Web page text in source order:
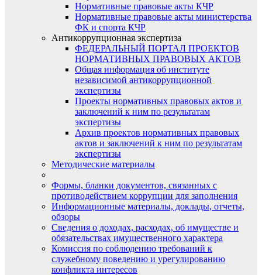
Нормативные правовые акты КЧР
Нормативные правовые акты министерства
ФК и спорта КЧР
Антикоррупционная экспертиза
ФЕДЕРАЛЬНЫЙ ПОРТАЛ ПРОЕКТОВ
НОРМАТИВНЫХ ПРАВОВЫХ АКТОВ
Общая информация об институте
независимой антикоррупционной
экспертизы
Проекты нормативных правовых актов и
заключений к ним по результатам
экспертизы
Архив проектов нормативных правовых
актов и заключений к ним по результатам
экспертизы
Методические материалы
Формы, бланки документов, связанных с
противодействием коррупции для заполнения
Информационные материалы, доклады, отчеты,
обзоры
Сведения о доходах, расходах, об имуществе и
обязательствах имущественного характера
Комиссия по соблюдению требований к
служебному поведению и урегулированию
конфликта интересов